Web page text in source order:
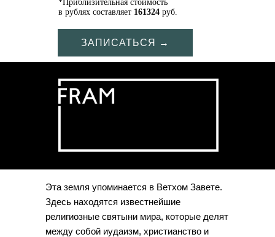
Эта земля упоминается в Ветхом Завете.
Здесь находятся известнейшие
религиозные святыни мира, которые делят
между собой иудаизм, христианство и
ЗАПИСАТЬСЯ →
*Приблизительная стоимость
в рублях составляет 161324 руб.